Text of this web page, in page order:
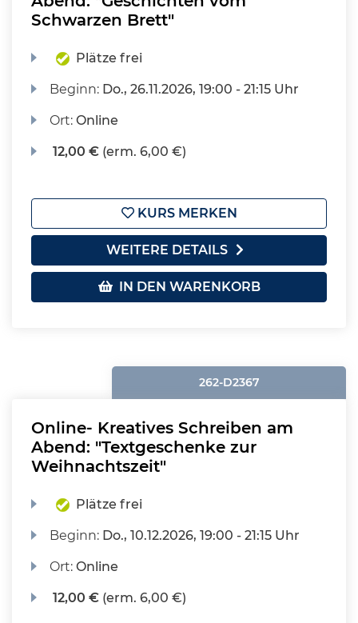
Schwarzen Brett"
Plätze frei
Beginn: Do., 26.11.2026, 19:00 - 21:15 Uhr
Ort:Online
12,00 € (erm. 6,00 €)
KURS MERKEN
WEITERE DETAILS
IN DEN WARENKORB
262-D2367
Online- Kreatives Schreiben am
Abend: "Textgeschenke zur
Weihnachtszeit"
Plätze frei
Beginn: Do., 10.12.2026, 19:00 - 21:15 Uhr
Ort:Online
12,00 € (erm. 6,00 €)